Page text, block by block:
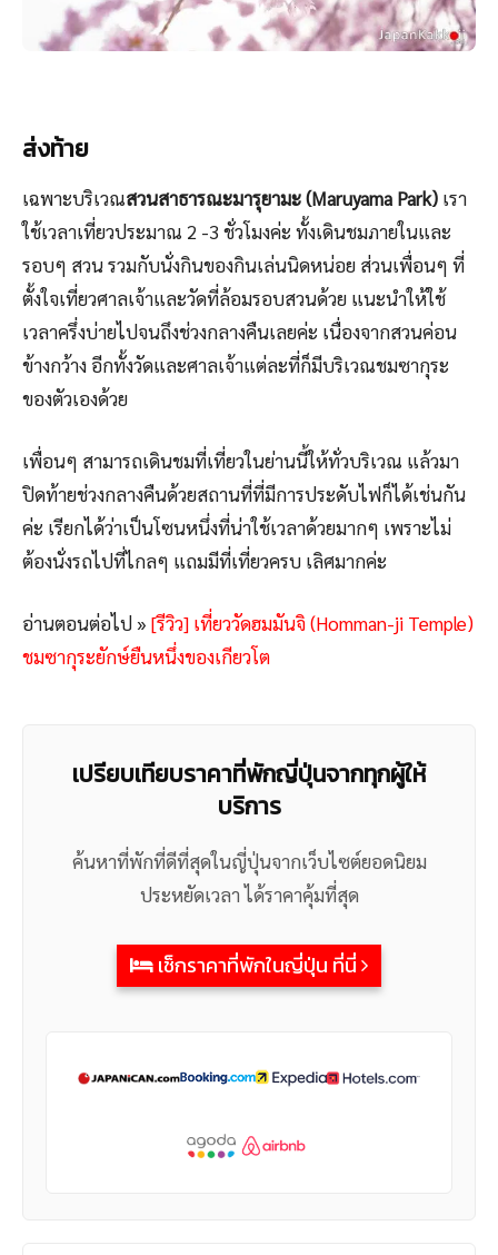
ส่งท้าย
เฉพาะบริเวณสวนสาธารณะมารุยามะ (Maruyama Park) เรา
ใช้เวลาเที่ยวประมาณ 2 -3 ชั่วโมงค่ะ ทั้งเดินชมภายในและ
รอบๆ สวน รวมกับนั่งกินของกินเล่นนิดหน่อย ส่วนเพื่อนๆ ที่
ตั้งใจเที่ยวศาลเจ้าและวัดที่ล้อมรอบสวนด้วย แนะนำให้ใช้
เวลาครึ่งบ่ายไปจนถึงช่วงกลางคืนเลยค่ะ เนื่องจากสวนค่อน
ข้างกว้าง อีกทั้งวัดและศาลเจ้าแต่ละที่ก็มีบริเวณชมซากุระ
ของตัวเองด้วย
เพื่อนๆ สามารถเดินชมที่เที่ยวในย่านนี้ให้ทั่วบริเวณ แล้วมา
ปิดท้ายช่วงกลางคืนด้วยสถานที่ที่มีการประดับไฟก็ได้เช่นกัน
ค่ะ เรียกได้ว่าเป็นโซนหนึ่งที่น่าใช้เวลาด้วยมากๆ เพราะไม่
ต้องนั่งรถไปที่ไกลๆ แถมมีที่เที่ยวครบ เลิศมากค่ะ
อ่านตอนต่อไป » [รีวิว] เที่ยววัดฮมมันจิ (Homman-ji Temple)
ชมซากุระยักษ์ยืนหนึ่งของเกียวโต
เปรียบเทียบราคาที่พักญี่ปุ่นจากทุกผู้ให้
บริการ
ค้นหาที่พักที่ดีที่สุดในญี่ปุ่นจากเว็บไซต์ยอดนิยม
ประหยัดเวลา ได้ราคาคุ้มที่สุด
เช็กราคาที่พักในญี่ปุ่น ที่นี่